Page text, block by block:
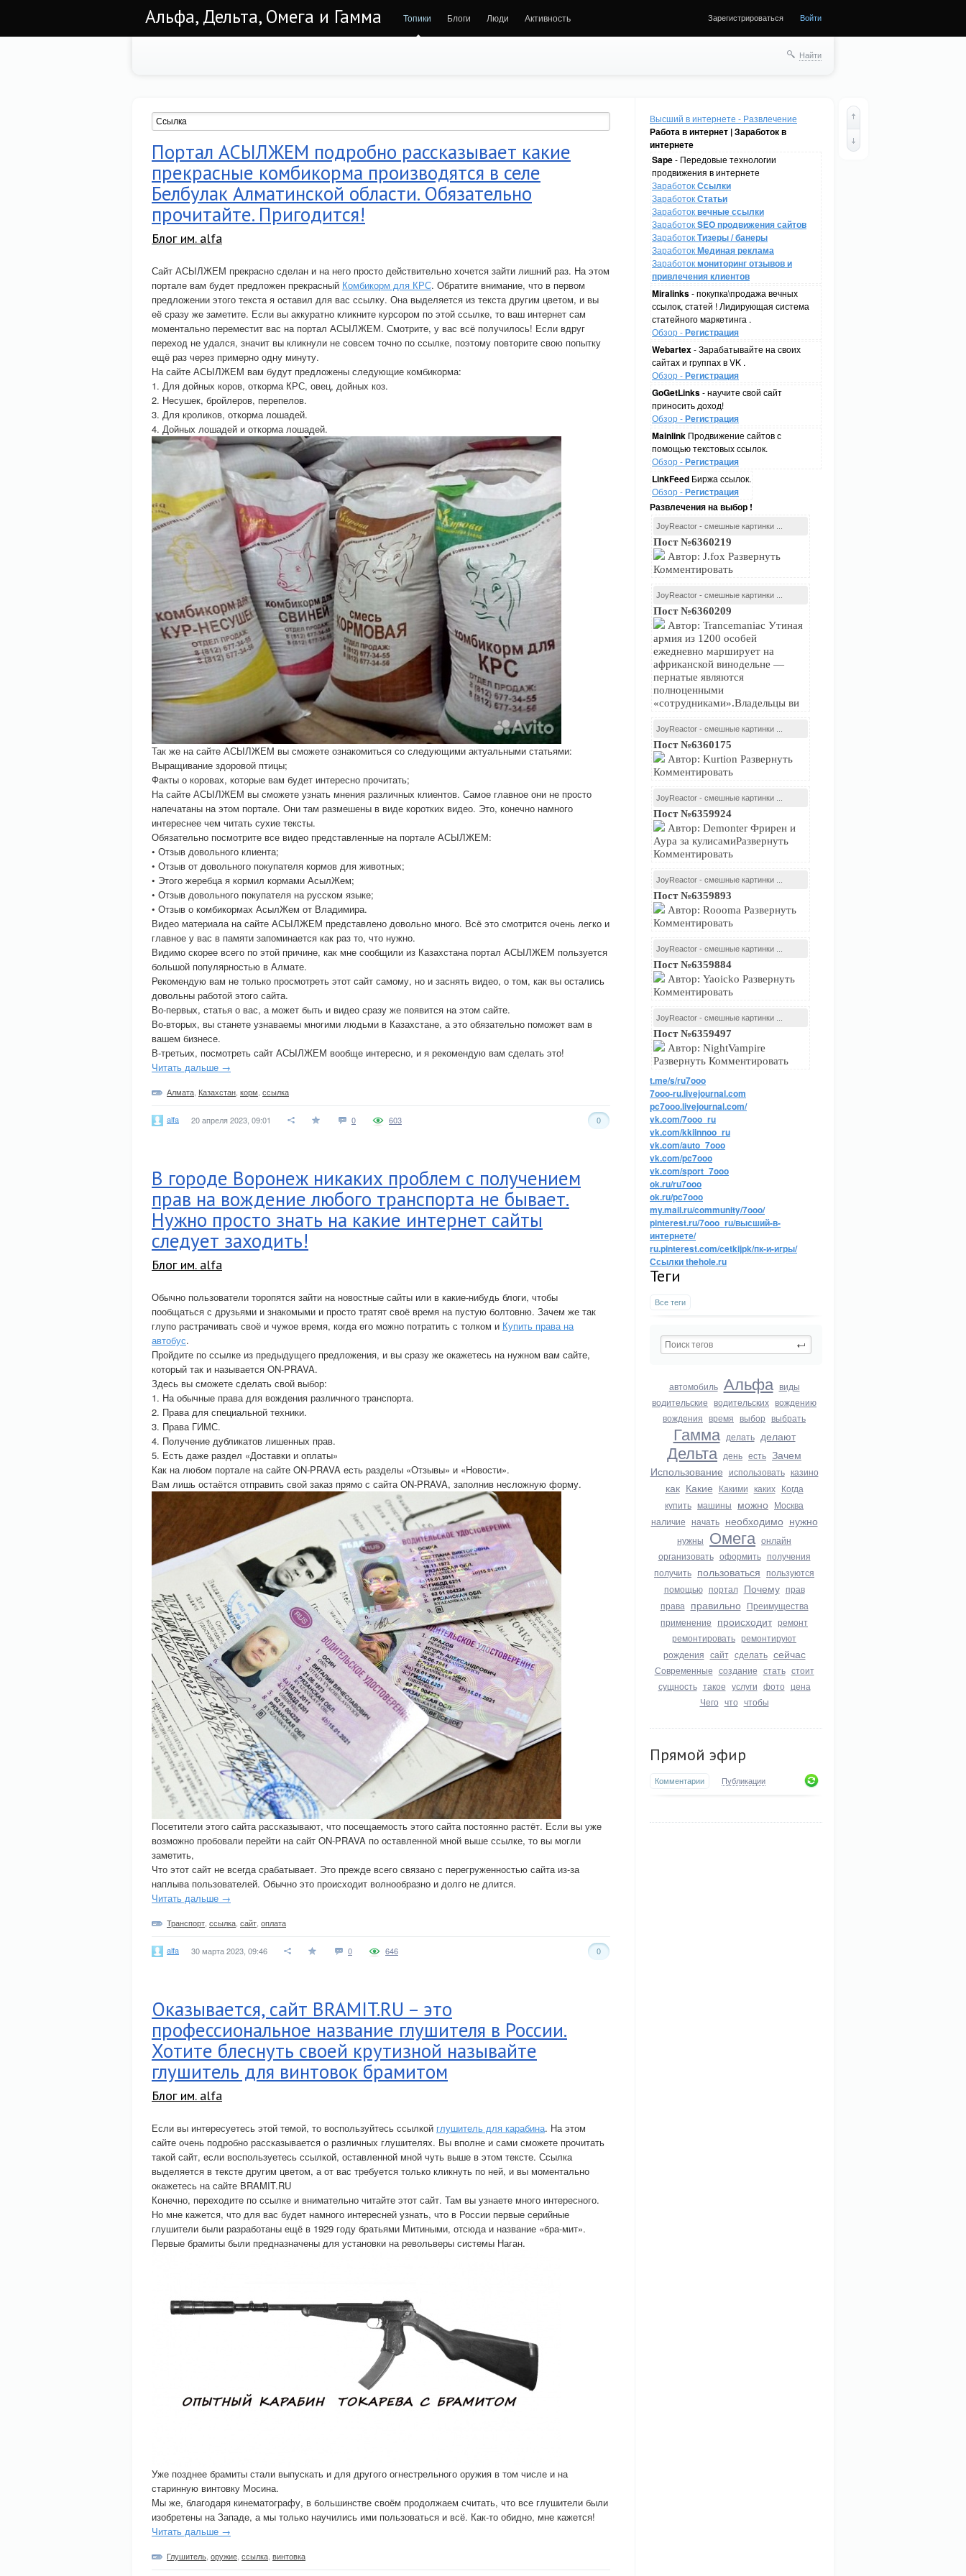
Альфа, Дельта, Омега и Гамма Топики Блоги Люди Активность Зарегистрироваться Войти
Найти
Высший в интернете - Развлечение
Работа в интернет | Заработок в
интернете
Sape- Передовые технологии
продвижения в интернете
ЗаработокСсылки
ЗаработокСтатьи
Заработоквечные ссылки
ЗаработокSEO продвижения сайтов
ЗаработокТизеры / банеры
ЗаработокМединая реклама
Заработокмониторинг отзывов и
привлечения клиентов
Miralinks- покупка\продажа вечных
ссылок, статей ! Лидирующая система
статейного маркетинга .
Обзор -Регистрация
Webartex- Зарабатывайте на своих
сайтах и группах в VK .
Обзор -Регистрация
GoGetLinks- научите свой сайт
приносить доход!
Обзор -Регистрация
Mainlink Продвижение сайтов с
помощью текстовых ссылок.
Обзор -Регистрация
LinkFeed Биржа ссылок.
Обзор -Регистрация
Развлечения на выбор !
JoyReactor - смешные картинки ...
Пост №6360219
Автор: J.fox Развернуть
Комментировать
JoyReactor - смешные картинки ...
Пост №6360209
Автор: Trancemaniac Утиная
армия из 1200 особей
ежедневно марширует на
африканской винодельне —
пернатые являются
полноценными
«сотрудниками».Владельцы ви
JoyReactor - смешные картинки ...
Пост №6360175
Автор: Kurtion Развернуть
Комментировать
JoyReactor - смешные картинки ...
Пост №6359924
Автор: Demonter Фрирен и
Аура за кулисамиРазвернуть
Комментировать
JoyReactor - смешные картинки ...
Пост №6359893
Автор: Roooma Развернуть
Комментировать
JoyReactor - смешные картинки ...
Пост №6359884
Автор: Yaoicko Развернуть
Комментировать
JoyReactor - смешные картинки ...
Пост №6359497
Автор: NightVampire
Развернуть Комментировать
t.me/s/ru7ooo
7ooo-ru.livejournal.com
pc7ooo.livejournal.com/
vk.com/7ooo_ru
vk.com/kkiinnoo_ru
vk.com/auto_7ooo
vk.com/pc7ooo
vk.com/sport_7ooo
ok.ru/ru7ooo
ok.ru/pc7ooo
my.mail.ru/community/7ooo/
pinterest.ru/7ooo_ru/высший-в-
интернете/
ru.pinterest.com/cetkijpk/пк-и-игры/
Ссылки thehole.ru
Теги
Все теги
автомобиль Альфа виды
водительские водительских вождению
вождения время выбор выбрать
Гамма делать делают
Дельта день есть Зачем
Использование использовать казино
как Какие Какими каких Когда
купить машины можно Москва
наличие начать необходимо нужно
нужны Омега онлайн
организовать оформить получения
получить пользоваться пользуются
помощью портал Почему прав
права правильно Преимущества
применение происходит ремонт
ремонтировать ремонтируют
рождения сайт сделать сейчас
Современные создание стать стоит
сущность такое услуги фото цена
Чего что чтобы
Прямой эфир
Комментарии Публикации
Портал АСЫЛЖЕМ подробно рассказывает какие
прекрасные комбикорма производятся в селе
Белбулак Алматинской области. Обязательно
прочитайте. Пригодится!
Блог им. alfa
Сайт АСЫЛЖЕМ прекрасно сделан и на него просто действительно хочется зайти лишний раз. На этом
портале вам будет предложен прекрасный Комбикорм для КРС. Обратите внимание, что в первом
предложении этого текста я оставил для вас ссылку. Она выделяется из текста другим цветом, и вы
её сразу же заметите. Если вы аккуратно кликните курсором по этой ссылке, то ваш интернет сам
моментально переместит вас на портал АСЫЛЖЕМ. Смотрите, у вас всё получилось! Если вдруг
переход не удался, значит вы кликнули не совсем точно по ссылке, поэтому повторите свою попытку
ещё раз через примерно одну минуту.
На сайте АСЫЛЖЕМ вам будут предложены следующие комбикорма:
1. Для дойных коров, откорма КРС, овец, дойных коз.
2. Несушек, бройлеров, перепелов.
3. Для кроликов, откорма лошадей.
4. Дойных лошадей и откорма лошадей.
Так же на сайте АСЫЛЖЕМ вы сможете ознакомиться со следующими актуальными статьями:
Выращивание здоровой птицы;
Факты о коровах, которые вам будет интересно прочитать;
На сайте АСЫЛЖЕМ вы сможете узнать мнения различных клиентов. Самое главное они не просто
напечатаны на этом портале. Они там размешены в виде коротких видео. Это, конечно намного
интереснее чем читать сухие тексты.
Обязательно посмотрите все видео представленные на портале АСЫЛЖЕМ:
• Отзыв довольного клиента;
• Отзыв от довольного покупателя кормов для животных;
• Этого жеребца я кормил кормами АсылЖем;
• Отзыв довольного покупателя на русском языке;
• Отзыв о комбикормах АсылЖем от Владимира.
Видео материала на сайте АСЫЛЖЕМ представлено довольно много. Всё это смотрится очень легко и
главное у вас в памяти запоминается как раз то, что нужно.
Видимо скорее всего по этой причине, как мне сообщили из Казахстана портал АСЫЛЖЕМ пользуется
большой популярностью в Алмате.
Рекомендую вам не только просмотреть этот сайт самому, но и заснять видео, о том, как вы остались
довольны работой этого сайта.
Во-первых, статья о вас, а может быть и видео сразу же появится на этом сайте.
Во-вторых, вы станете узнаваемы многими людьми в Казахстане, а это обязательно поможет вам в
вашем бизнесе.
В-третьих, посмотреть сайт АСЫЛЖЕМ вообще интересно, и я рекомендую вам сделать это!
Читать дальше →
Алмата Казахстан корм ссылка
alfa 20 апреля 2023, 09:01 0 0
603
В городе Воронеж никаких проблем с получением
прав на вождение любого транспорта не бывает.
Нужно просто знать на какие интернет сайты
следует заходить!
Блог им. alfa
Обычно пользователи торопятся зайти на новостные сайты или в какие-нибудь блоги, чтобы
пообщаться с друзьями и знакомыми и просто тратят своё время на пустую болтовню. Зачем же так
глупо растрачивать своё и чужое время, когда его можно потратить с толком и Купить права на
автобус.
Пройдите по ссылке из предыдущего предложения, и вы сразу же окажетесь на нужном вам сайте,
который так и называется ON-PRAVA.
Здесь вы сможете сделать свой выбор:
1. На обычные права для вождения различного транспорта.
2. Права для специальной техники.
3. Права ГИМС.
4. Получение дубликатов лишенных прав.
5. Есть даже раздел «Доставки и оплаты»
Как на любом портале на сайте ON-PRAVA есть разделы «Отзывы» и «Новости».
Вам лишь остаётся отправить свой заказ прямо с сайта ON-PRAVA, заполнив несложную форму.
Посетители этого сайта рассказывают, что посещаемость этого сайта постоянно растёт. Если вы уже
возможно пробовали перейти на сайт ON-PRAVA по оставленной мной выше ссылке, то вы могли
заметить,
Что этот сайт не всегда срабатывает. Это прежде всего связано с перегруженностью сайта из-за
наплыва пользователей. Обычно это происходит волнообразно и долго не длится.
Читать дальше →
Транспорт ссылка сайт оплата
alfa 30 марта 2023, 09:46 0 0
646
Оказывается, сайт BRAMIT.RU – это
профессиональное название глушителя в России.
Хотите блеснуть своей крутизной называйте
глушитель для винтовок брамитом
Блог им. alfa
Если вы интересуетесь этой темой, то воспользуйтесь ссылкой глушитель для карабина. На этом
сайте очень подробно рассказывается о различных глушителях. Вы вполне и сами сможете прочитать
такой сайт, если воспользуетесь ссылкой, оставленной мной чуть выше в этом тексте. Ссылка
выделяется в тексте другим цветом, а от вас требуется только кликнуть по ней, и вы моментально
окажетесь на сайте BRAMIT.RU
Конечно, переходите по ссылке и внимательно читайте этот сайт. Там вы узнаете много интересного.
Но мне кажется, что для вас будет намного интересней узнать, что в России первые серийные
глушители были разработаны ещё в 1929 году братьями Митиными, отсюда и название «бра-мит».
Первые брамиты были предназначены для установки на револьверы системы Наган.
Уже позднее брамиты стали выпускать и для другого огнестрельного оружия в том числе и на
старинную винтовку Мосина.
Мы же, благодаря кинематографу, в большинстве своём продолжаем считать, что все глушители были
изобретены на Западе, а мы только научились ими пользоваться и всё. Как-то обидно, мне кажется!
Читать дальше →
Глушитель оружие ссылка винтовка